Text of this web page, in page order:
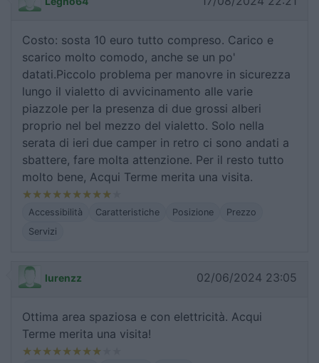
Costo: sosta 10 euro tutto compreso. Carico e
scarico molto comodo, anche se un po'
datati.Piccolo problema per manovre in sicurezza
lungo il vialetto di avvicinamento alle varie
piazzole per la presenza di due grossi alberi
proprio nel bel mezzo del vialetto. Solo nella
serata di ieri due camper in retro ci sono andati a
sbattere, fare molta attenzione. Per il resto tutto
molto bene, Acqui Terme merita una visita.
Accessibilità Caratteristiche Posizione
Prezzo
Servizi
lurenzz 02/06/2024 23:05
Ottima area spaziosa e con elettricità. Acqui
Terme merita una visita!